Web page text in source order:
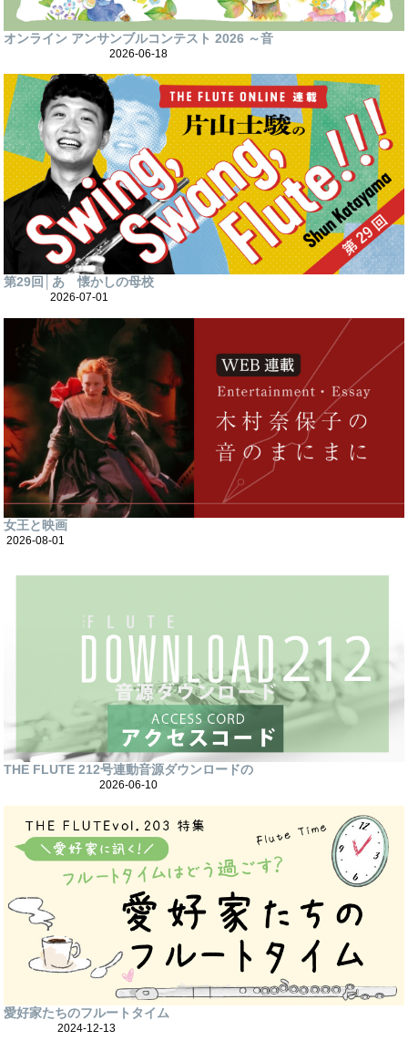
オンライン アンサンブルコンテスト 2026 ～音
2026-06-18
第29回│あゝ懐かしの母校
2026-07-01
女王と映画
2026-08-01
THE FLUTE 212号連動音源ダウンロードの
2026-06-10
愛好家たちのフルートタイム
2024-12-13